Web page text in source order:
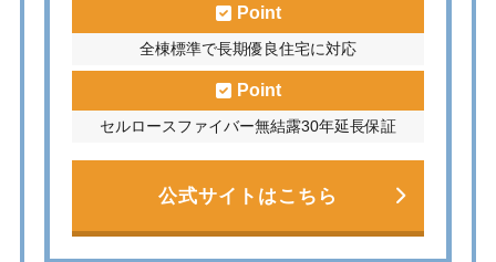
Point
全棟標準で長期優良住宅に対応
Point
セルロースファイバー無結露30年延長保証
公式サイトはこちら